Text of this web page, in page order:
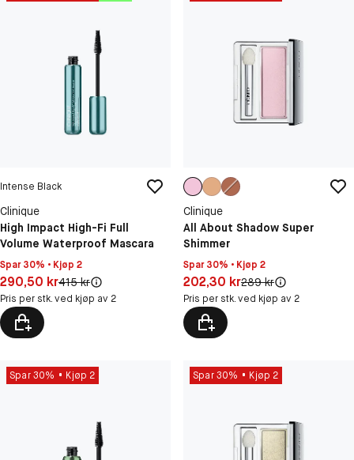
Intense Black
Clinique
High Impact High-Fi Full
Volume Waterproof Mascara
Spar 30% • Kjøp 2
Pris: 290,50 kr
290,50 krOriginal pris:
415 kr
Pris per stk. ved kjøp av 2
Clinique
All About Shadow Super
Shimmer
Spar 30% • Kjøp 2
Pris: 202,30 kr
202,30 krOriginal pris:
289 kr
Pris per stk. ved kjøp av 2
Spar 30% Kjøp 2 Spar 30% Kjøp 2